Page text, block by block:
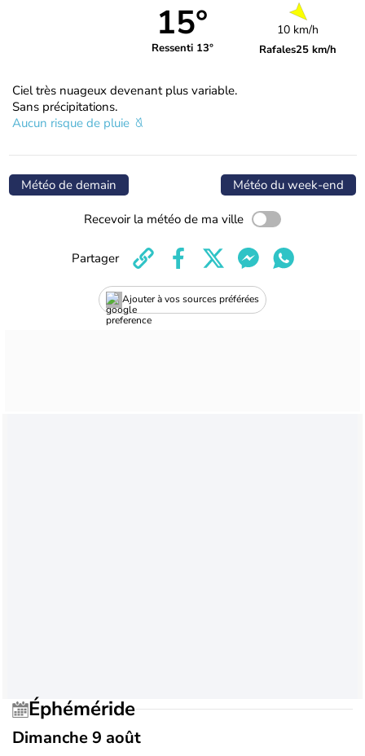
15°
Ressenti 13°
10 km/h
Rafales25 km/h
Ciel très nuageux devenant plus variable.
Sans précipitations.
Aucun risque de pluie
Météo de demain Météo du week-end
Recevoir la météo de ma ville
Ajouter à vos sources préférées
Partager
Éphéméride
Dimanche 9 août